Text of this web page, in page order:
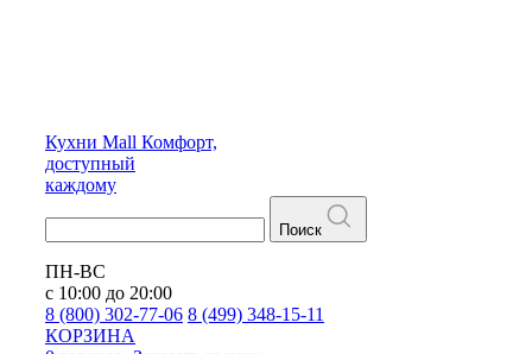
Кухни Mall Комфорт,
доступный
каждому
Поиск
ПН-ВС
с 10:00 до 20:00
8 (800) 302-77-06 8 (499) 348-15-11
КОРЗИНА